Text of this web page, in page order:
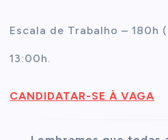
Escala de Trabalho – 180h
13:00h.
CANDIDATAR-SE À VAGA